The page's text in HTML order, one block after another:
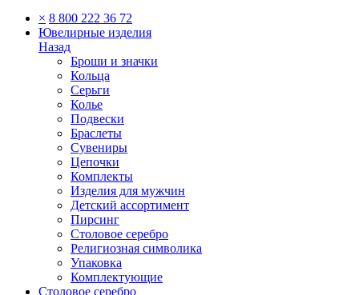
× 8 800 222 36 72
Ювелирные изделия
Назад
Броши и значки
Кольца
Серьги
Колье
Подвески
Браслеты
Сувениры
Цепочки
Комплекты
Изделия для мужчин
Детский ассортимент
Пирсинг
Столовое серебро
Религиозная символика
Упаковка
Комплектующие
Столовое серебро